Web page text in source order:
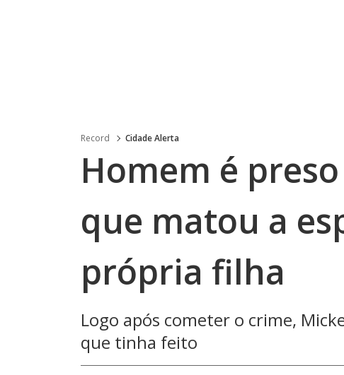
Record Cidade Alerta
Homem é
que matou a
própria filha
Logo após cometer o crime,
que tinha feito